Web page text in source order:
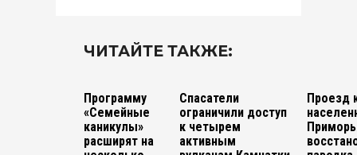
ЧИТАЙТЕ ТАКЖЕ:
Программу
«Семейные
каникулы»
расширят на
Спасатели
ограничили доступ
к четырем
активным
Проезд